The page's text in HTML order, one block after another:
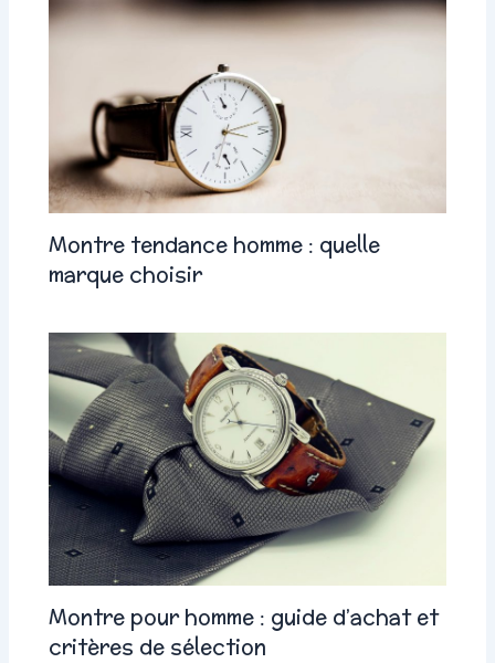
Montre tendance homme : quelle
marque choisir
Montre pour homme : guide d’achat et
critères de sélection